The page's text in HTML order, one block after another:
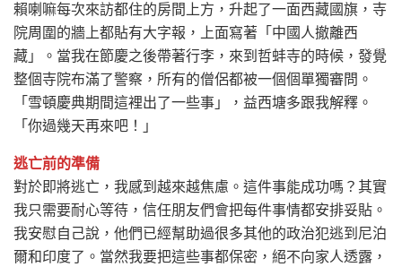
賴喇嘛每次來訪都住的房間上方，升起了一面西藏國旗，寺
院周圍的牆上都貼有大字報，上面寫著「中國人撤離西
藏」。當我在節慶之後帶著行李，來到哲蚌寺的時候，發覺
整個寺院布滿了警察，所有的僧侶都被一個個單獨審問。
「雪頓慶典期間這裡出了一些事」，益西塘多跟我解釋。
「你過幾天再來吧！」
逃亡前的準備
對於即將逃亡，我感到越來越焦慮。這件事能成功嗎？其實
我只需要耐心等待，信任朋友們會把每件事情都安排妥貼。
我安慰自己說，他們已經幫助過很多其他的政治犯逃到尼泊
爾和印度了。當然我要把這些事都保密，絕不向家人透露，